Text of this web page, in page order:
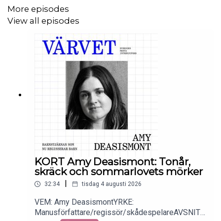
PRODUCENT: Mattias Åsén
NY FORM: Martin Löfqvist ( Untitled services
VINJETTKOMPOSITION: K Triumf.
VINJETTPRODUKTION: K Triumf, P Svensson och
VINJETTANPASSNING: Paul Wettermark.
varvet@triumf.se och Instagram
More episodes
View all episodes
KORT Amy Deasismont: Tonår,
skräck och sommarlovets mörker
32:34 tisdag 4 augusti 2026
VEM: Amy DeasismontYRKE:
Manusförfattare/regissör/skådespelareAVSNITT: